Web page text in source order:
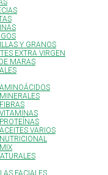
Y GRANOS
EXTRA VIRGEN
MARAS
AMINOÁCIDOS
MINERALES
FIBRAS
VITAMINAS
PROTEÍNAS
ACEITES VARIOS
NUTRICIONAL
MIX
FACIALES